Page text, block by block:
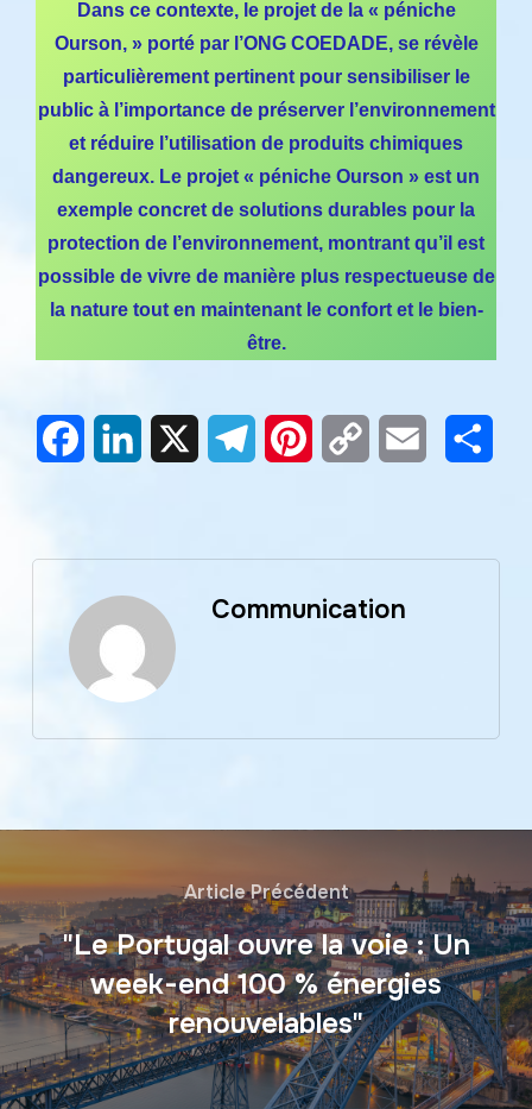
Dans ce contexte, le projet de la « péniche
Ourson, » porté par l’ONG COEDADE, se révèle
particulièrement pertinent pour sensibiliser le
public à l’importance de préserver l’environnement
et réduire l’utilisation de produits chimiques
dangereux. Le projet « péniche Ourson » est un
exemple concret de solutions durables pour la
protection de l’environnement, montrant qu’il est
possible de vivre de manière plus respectueuse de
la nature tout en maintenant le confort et le bien-
être.
FacebookLinkedIn TelegramPinterestCopy Email
Communication
Article Précédent
"Le Portugal ouvre la voie : Un
week-end 100 % énergies
renouvelables"